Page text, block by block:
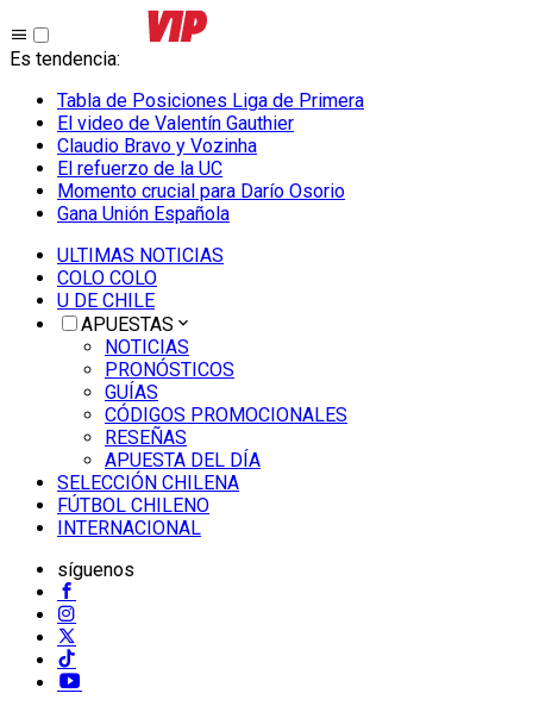
Es tendencia:
Tabla de Posiciones Liga de Primera
El video de Valentín Gauthier
Claudio Bravo y Vozinha
El refuerzo de la UC
Momento crucial para Darío Osorio
Gana Unión Española
ULTIMAS NOTICIAS
COLO COLO
U DE CHILE
APUESTAS
NOTICIAS
PRONÓSTICOS
GUÍAS
CÓDIGOS PROMOCIONALES
RESEÑAS
APUESTA DEL DÍA
SELECCIÓN CHILENA
FÚTBOL CHILENO
INTERNACIONAL
síguenos